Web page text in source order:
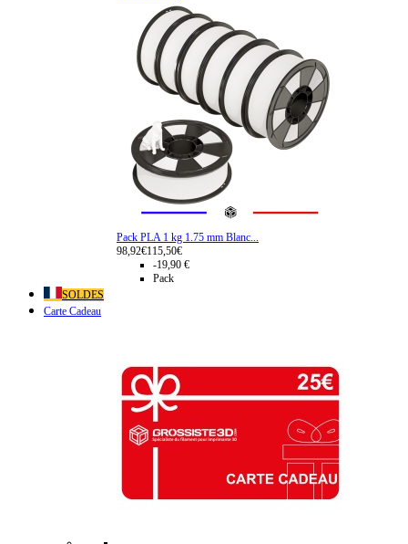
Pack PLA 1 kg 1.75 mm Blanc...
98,92€115,50€
-19,90 €
Pack
SOLDES
Carte Cadeau